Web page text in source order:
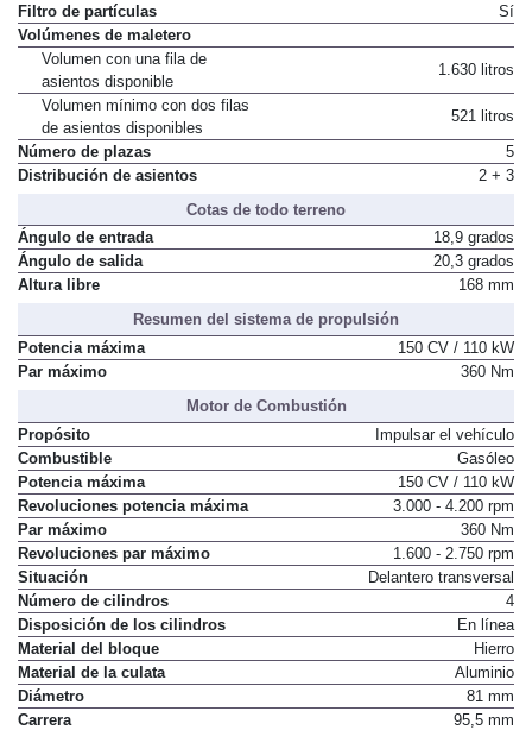
Filtro de partículas
Sí
Volúmenes de maletero
Volumen con una fila de
asientos disponible
1.630 litros
Volumen mínimo con dos filas
de asientos disponibles
521 litros
Número de plazas
5
Distribución de asientos
2 + 3
Cotas de todo terreno
Ángulo de entrada
18,9 grados
Ángulo de salida
20,3 grados
Altura libre
168 mm
Resumen del sistema de propulsión
Potencia máxima
150 CV / 110 kW
Par máximo
360 Nm
Motor de Combustión
Propósito
Impulsar el vehículo
Combustible
Gasóleo
Potencia máxima
150 CV / 110 kW
Revoluciones potencia máxima
3.000 - 4.200 rpm
Par máximo
360 Nm
Revoluciones par máximo
1.600 - 2.750 rpm
Situación
Delantero transversal
Número de cilindros
4
Disposición de los cilindros
En línea
Material del bloque
Hierro
Material de la culata
Aluminio
Diámetro
81 mm
Carrera
95,5 mm